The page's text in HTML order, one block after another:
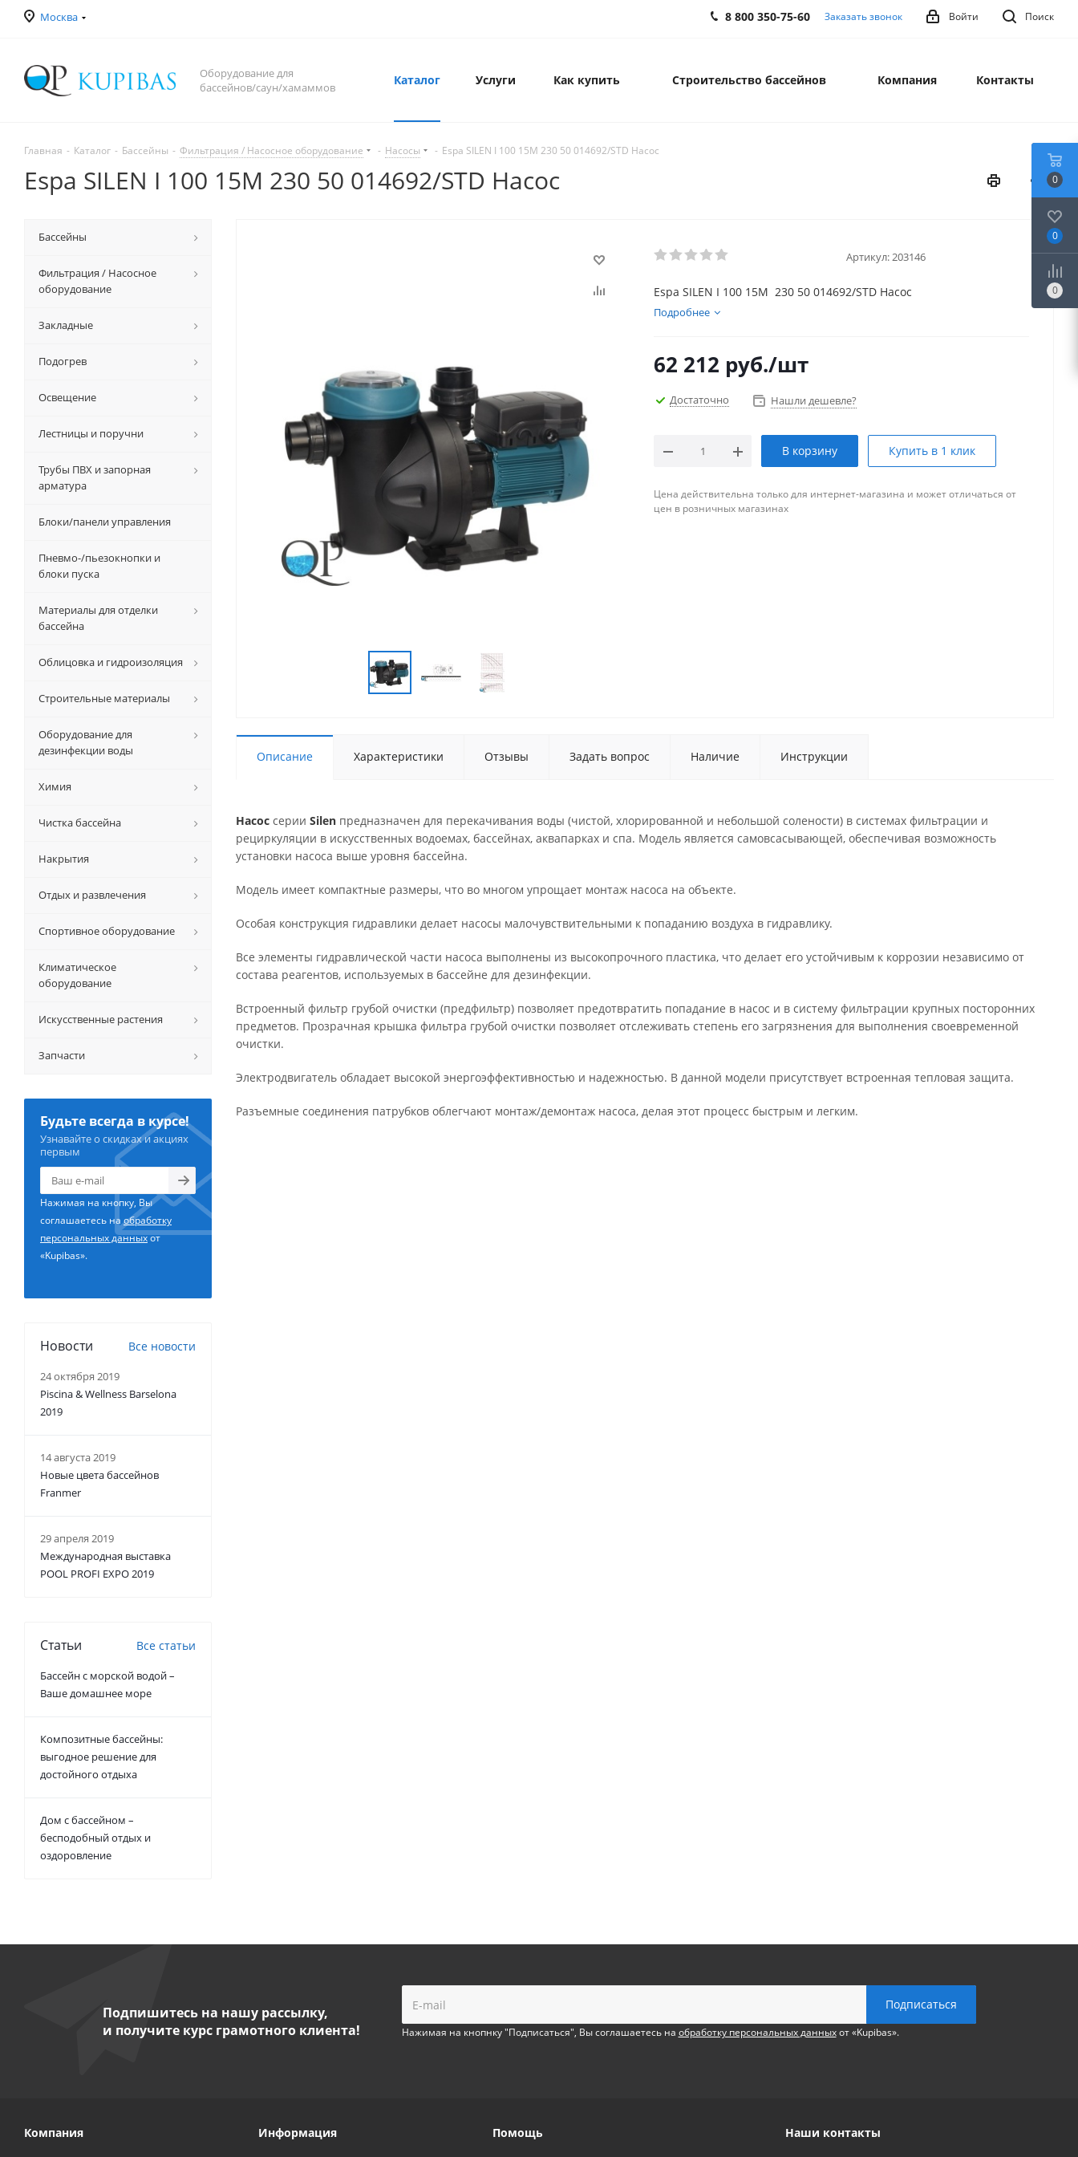
Москва Поиск
Войти
8 800 350-75-60 Заказать звонок
Оборудование для
бассейнов/саун/хамаммов
Каталог Услуги Как купить Строительство бассейнов Компания Контакты
Главная - Каталог - Бассейны - Фильтрация / Насосное оборудование - Насосы - Espa SILEN I 100 15M 230 50 014692/STD Насос
Espa SILEN I 100 15M 230 50 014692/STD Насос
Артикул: 203146
Espa SILEN I 100 15M 230 50 014692/STD Насос
Подробнее
62 212 руб./шт
Достаточно Нашли дешевле?
В корзину Купить в 1 клик
Цена действительна только для интернет-магазина и может отличаться от
цен в розничных магазинах
Описание Характеристики Отзывы Задать вопрос Наличие Инструкции
Насос серии Silen предназначен для перекачивания воды (чистой, хлорированной и небольшой солености) в системах фильтрации и
рециркуляции в искусственных водоемах, бассейнах, аквапарках и спа. Модель является самовсасывающей, обеспечивая возможность
установки насоса выше уровня бассейна.
Модель имеет компактные размеры, что во многом упрощает монтаж насоса на объекте.
Особая конструкция гидравлики делает насосы малочувствительными к попаданию воздуха в гидравлику.
Все элементы гидравлической части насоса выполнены из высокопрочного пластика, что делает его устойчивым к коррозии независимо от
состава реагентов, используемых в бассейне для дезинфекции.
Встроенный фильтр грубой очистки (предфильтр) позволяет предотвратить попадание в насос и в систему фильтрации крупных посторонних
предметов. Прозрачная крышка фильтра грубой очистки позволяет отслеживать степень его загрязнения для выполнения своевременной
очистки.
Электродвигатель обладает высокой энергоэффективностью и надежностью. В данной модели присутствует встроенная тепловая защита.
Разъемные соединения патрубков облегчают монтаж/демонтаж насоса, делая этот процесс быстрым и легким.
Бассейны
Фильтрация / Насосное
оборудование
Закладные
Подогрев
Освещение
Лестницы и поручни
Трубы ПВХ и запорная
арматура
Блоки/панели управления
Пневмо-/пьезокнопки и
блоки пуска
Материалы для отделки
бассейна
Облицовка и гидроизоляция
Строительные материалы
Оборудование для
дезинфекции воды
Химия
Чистка бассейна
Накрытия
Отдых и развлечения
Спортивное оборудование
Климатическое
оборудование
Искусственные растения
Запчасти
Будьте всегда в курсе!
Узнавайте о скидках и акциях
первым
Нажимая на кнопку, Вы
соглашаетесь наобработку
персональных данныхот
«Kupibas».
Новости Все новости
24 октября 2019
Piscina & Wellness Barselona
2019
14 августа 2019
Новые цвета бассейнов
Franmer
29 апреля 2019
Международная выставка
POOL PROFI EXPO 2019
Статьи Все статьи
Бассейн с морской водой –
Ваше домашнее море
Композитные бассейны:
выгодное решение для
достойного отдыха
Дом с бассейном –
бесподобный отдых и
оздоровление
Подпишитесь на нашу рассылку,
и получите курс грамотного клиента!
Нажимая на кнопнку "Подписаться", Вы соглашаетесь на обработку персональных данныхот «Kupibas».
Компания Информация Помощь Наши контакты
0
0
0